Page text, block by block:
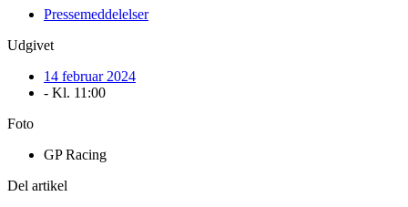
Pressemeddelelser
Udgivet
14 februar 2024
- Kl. 11:00
Foto
GP Racing
Del artikel